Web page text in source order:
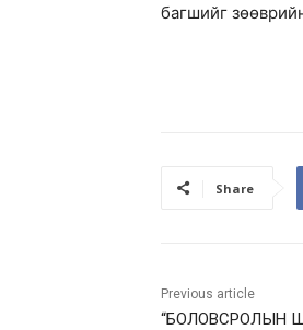
багшийг
Share
Previous article
“БОЛОВСРОЛЫН